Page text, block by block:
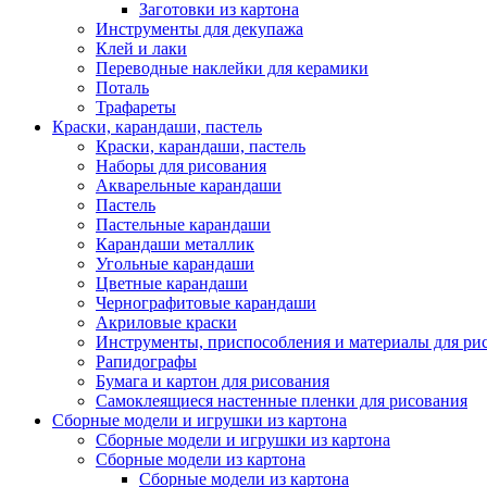
Заготовки из картона
Инструменты для декупажа
Клей и лаки
Переводные наклейки для керамики
Поталь
Трафареты
Краски, карандаши, пастель
Краски, карандаши, пастель
Наборы для рисования
Акварельные карандаши
Пастель
Пастельные карандаши
Карандаши металлик
Угольные карандаши
Цветные карандаши
Чернографитовые карандаши
Акриловые краски
Инструменты, приспособления и материалы для
Рапидографы
Бумага и картон для рисования
Самоклеящиеся настенные пленки для рисования
Сборные модели и игрушки из картона
Сборные модели и игрушки из картона
Сборные модели из картона
Сборные модели из картона